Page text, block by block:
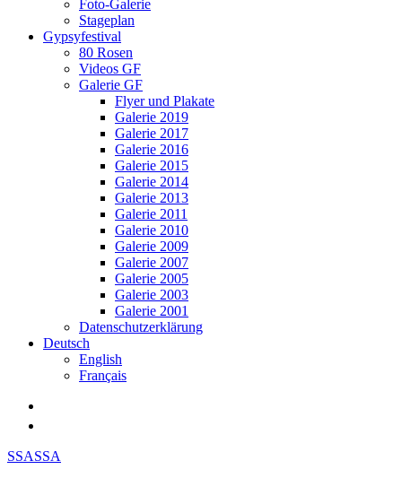
Foto-Galerie
Stageplan
Gypsyfestival
80 Rosen
Videos GF
Galerie GF
Flyer und Plakate
Galerie 2019
Galerie 2017
Galerie 2016
Galerie 2015
Galerie 2014
Galerie 2013
Galerie 2011
Galerie 2010
Galerie 2009
Galerie 2007
Galerie 2005
Galerie 2003
Galerie 2001
Datenschutzerklärung
Deutsch
English
Français
SSASSA